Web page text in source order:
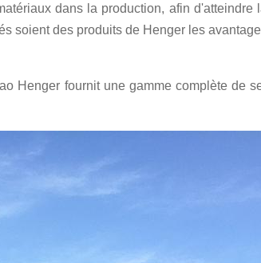
dans la production, afin
soient des produits de Henger les
Henger fournit une gamme complète de